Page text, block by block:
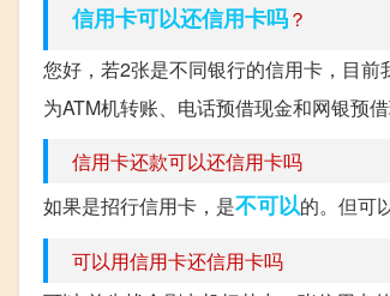
信用卡可以还信用卡吗？
您好，若2张是不同银行的信用卡，目
为ATM机转账、电话预借现金和网银预
信用卡还款可以还信用卡吗
如果是招行信用卡，是不可以的。但可
可以用信用卡还信用卡吗